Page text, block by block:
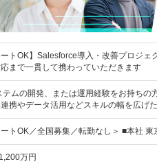
ートOK】Salesforce導入・改善プロジ
まで一貫して携わっていただきます
テムの開発、または運用経験をお持ち
携やデータ活用などスキルの幅を広げ
ートOK／全国募集／転勤なし＞ ■本社
万円